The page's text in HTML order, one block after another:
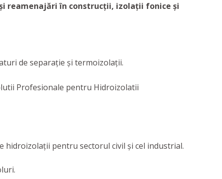
reamenajări în construcții, izolații fonice și
de separaţie şi termoizolaţii.
hidroizolaţii pentru sectorul civil şi cel industrial.